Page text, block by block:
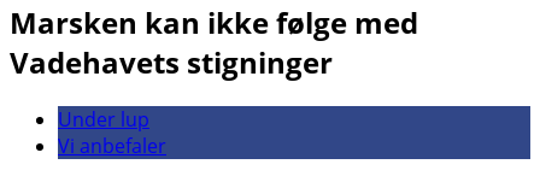
Marsken kan ikke følge med
Vadehavets stigninger
Under lup
Vi anbefaler